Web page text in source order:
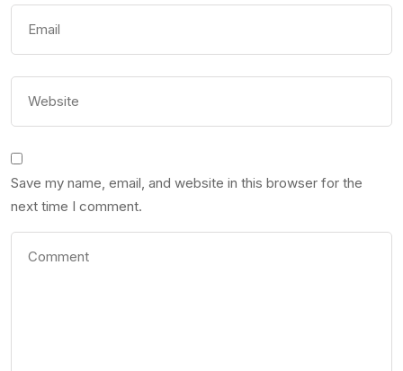
Save my name, email, and website in this browser for the
next time I comment.